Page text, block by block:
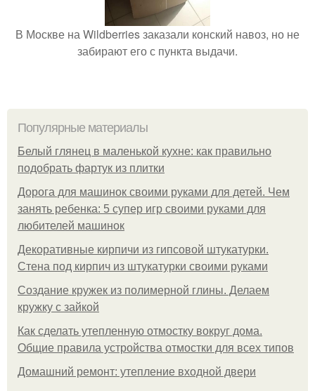
В Москве на Wildberries заказали конский навоз, но не
забирают его с пункта выдачи.
Популярные материалы
Белый глянец в маленькой кухне: как правильно
подобрать фартук из плитки
Дорога для машинок своими руками для детей. Чем
занять ребенка: 5 супер игр своими руками для
любителей машинок
Декоративные кирпичи из гипсовой штукатурки.
Стена под кирпич из штукатурки своими руками
Создание кружек из полимерной глины. Делаем
кружку с зайкой
Как сделать утепленную отмостку вокруг дома.
Общие правила устройства отмостки для всех типов
Домашний ремонт: утепление входной двери